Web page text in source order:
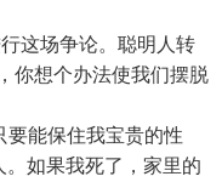
这场争论。聪明人转
你想个办法使我们摆脱
能保住我宝贵的性
如果我死了，家里的